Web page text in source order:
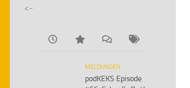
<-
MELDUNGEN
podKEKS Episode